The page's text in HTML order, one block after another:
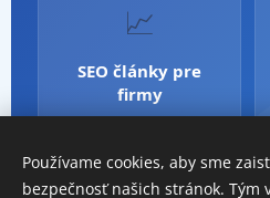
📈
SEO články pre
firmy
Používame cookies, aby sme
bezpečnosť našich stránok. Tým